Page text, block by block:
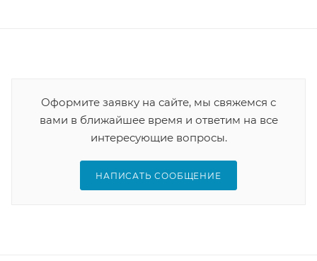
Оформите заявку на сайте, мы свяжемся с
вами в ближайшее время и ответим на все
интересующие вопросы.
НАПИСАТЬ СООБЩЕНИЕ